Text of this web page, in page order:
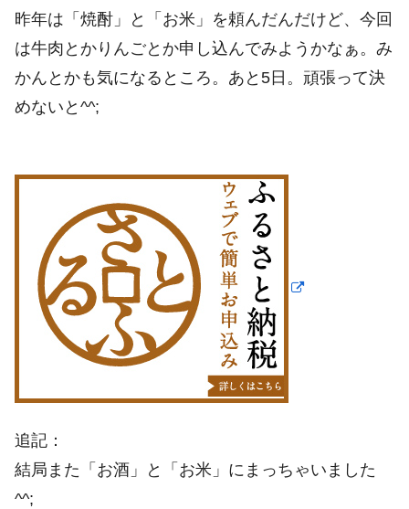
昨年は「焼酎」と「お米」を頼んだんだけど、今回
は牛肉とかりんごとか申し込んでみようかなぁ。み
かんとかも気になるところ。あと5日。頑張って決
めないと^^;
追記：
結局また「お酒」と「お米」にまっちゃいました
^^;